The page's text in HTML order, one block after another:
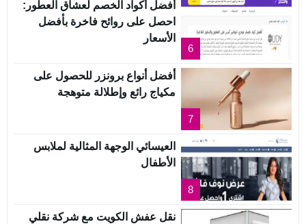
6
أفضل أكواد الخصم لعشاق العطور:
احصل على روائح فاخرة بأفضل
الأسعار
7
أفضل أنواع برونزر للحصول على
مكياج رائع وإطلالة متوهجة
8
العيسائي الوجهة المثالية لملابس
الأطفال
نقل عفش الكويت مع شركة نقلي